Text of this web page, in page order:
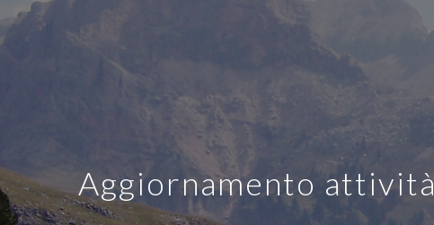
Aggiornamento attività